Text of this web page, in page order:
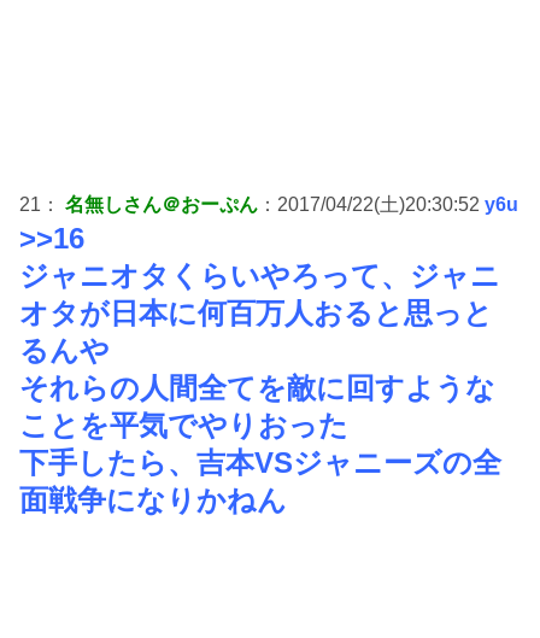
21： 名無しさん＠おーぷん ：2017/04/22(土)20:30:52 y6u
>>16
ジャニオタくらいやろって、ジャニ
オタが日本に何百万人おると思っと
るんや
それらの人間全てを敵に回すような
ことを平気でやりおった
下手したら、吉本VSジャニーズの全
面戦争になりかねん